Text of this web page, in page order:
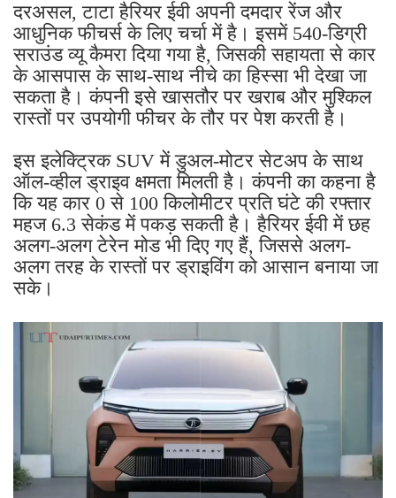
दरअसल, टाटा हैरियर ईवी अपनी दमदार रेंज और
आधुनिक फीचर्स के लिए चर्चा में है। इसमें 540-डिग्री
सराउंड व्यू कैमरा दिया गया है, जिसकी सहायता से कार
के आसपास के साथ-साथ नीचे का हिस्सा भी देखा जा
सकता है। कंपनी इसे खासतौर पर खराब और मुश्किल
रास्तों पर उपयोगी फीचर के तौर पर पेश करती है।
इस इलेक्ट्रिक SUV में डुअल-मोटर सेटअप के साथ
ऑल-व्हील ड्राइव क्षमता मिलती है। कंपनी का कहना है
कि यह कार 0 से 100 किलोमीटर प्रति घंटे की रफ्तार
महज 6.3 सेकंड में पकड़ सकती है। हैरियर ईवी में छह
अलग-अलग टेरेन मोड भी दिए गए हैं, जिससे अलग-
अलग तरह के रास्तों पर ड्राइविंग को आसान बनाया जा
सके।